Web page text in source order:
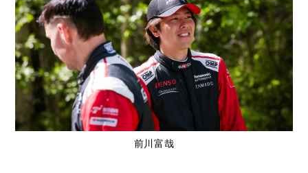
前川富哉